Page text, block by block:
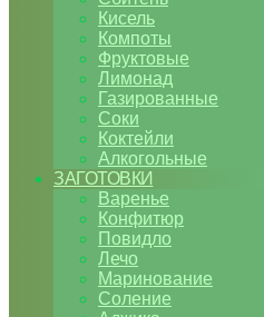
Кисель
Компоты
Фруктовые
Лимонад
Газированные
Соки
Коктейли
Алкогольные
ЗАГОТОВКИ
Варенье
Конфитюр
Повидло
Лечо
Маринование
Соление